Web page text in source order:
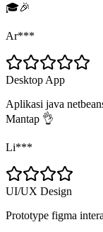
🎓🎉
Ar***
Desktop App
Aplikasi java
Mantap 👌
Li***
UI/UX Design
Prototype figma